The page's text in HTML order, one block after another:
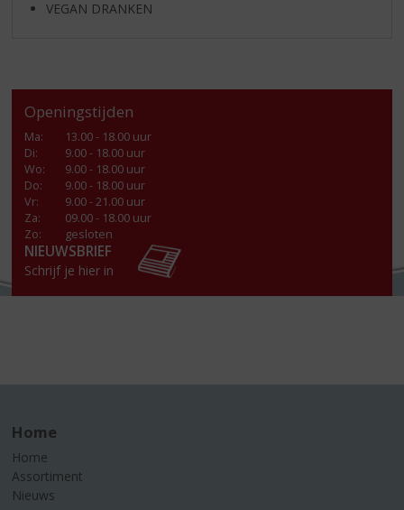
VEGAN DRANKEN
Openingstijden
Ma:
13.00 - 18.00 uur
Di:
9.00 - 18.00 uur
Wo:
9.00 - 18.00 uur
Do:
9.00 - 18.00 uur
Vr:
9.00 - 21.00 uur
Za:
09.00 - 18.00 uur
Zo:
gesloten
NIEUWSBRIEF
Schrijf je hier in
Home
Home
Assortiment
Nieuws